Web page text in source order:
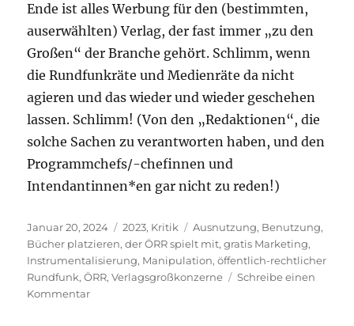
Ende ist alles Werbung für den (bestimmten,
auserwählten) Verlag, der fast immer „zu den
Großen“ der Branche gehört. Schlimm, wenn
die Rundfunkräte und Medienräte da nicht
agieren und das wieder und wieder geschehen
lassen. Schlimm! (Von den „Redaktionen“, die
solche Sachen zu verantworten haben, und den
Programmchefs/-chefinnen und
Intendantinnen*en gar nicht zu reden!)
Veröffentlicht
am
Januar 20, 2024 Kategorien
2023, Kritik Schlagwörter
Ausnutzung, Benutzung,
Bücher platzieren,der ÖRR spielt mit,gratis Marketing,
Instrumentalisierung, Manipulation,öffentlich-rechtlicher
Rundfunk,ÖRR,Verlagsgroßkonzerne
Schreibe einen
Kommentarzu